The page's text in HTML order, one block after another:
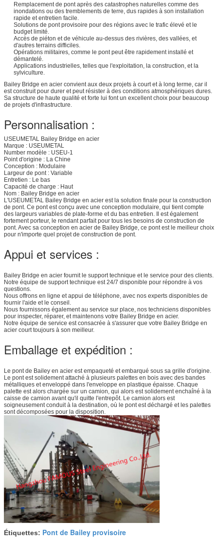
Remplacement de pont après des catastrophes naturelles comme des
inondations ou des tremblements de terre, dus rapides à son installation
rapide et entretien facile.
Solutions de pont provisoire pour des régions avec le trafic élevé et le
budget limité.
Accès de piéton et de véhicule au-dessus des rivières, des vallées, et
d'autres terrains difficiles.
Opérations militaires, comme le pont peut être rapidement installé et
démantelé.
Applications industrielles, telles que l'exploitation, la construction, et la
sylviculture.
Bailey Bridge en acier convient aux deux projets à court et à long terme, car il
est construit pour durer et peut résister à des conditions atmosphériques dures.
Sa structure de haute qualité et forte lui font un excellent choix pour beaucoup
de projets d'infrastructure.
Personnalisation :
USEUMETAL Bailey Bridge en acier
Marque : USEUMETAL
Number modèle : USEU-1
Point d'origine : La Chine
Conception : Modulaire
Largeur de pont : Variable
Entretien : Le bas
Capacité de charge : Haut
Nom : Bailey Bridge en acier
L'USEUMETAL Bailey Bridge en acier est la solution finale pour la construction
de pont. Ce pont est conçu avec une conception modulaire, qui tient compte
des largeurs variables de plate-forme et du bas entretien. Il est également
fortement porteur, le rendant parfait pour tous les besoins de construction de
pont. Avec sa conception en acier de Bailey Bridge, ce pont est le meilleur choix
pour n'importe quel projet de construction de pont.
Appui et services :
Bailey Bridge en acier fournit le support technique et le service pour des clients.
Notre équipe de support technique est 24/7 disponible pour répondre à vos
questions.
Nous offrons en ligne et appui de téléphone, avec nos experts disponibles de
fournir l'aide et le conseil.
Nous fournissons également au service sur place, nos techniciens disponibles
pour inspecter, réparer, et maintenons votre Bailey Bridge en acier.
Notre équipe de service est consacrée à s'assurer que votre Bailey Bridge en
acier court toujours à son meilleur.
Emballage et expédition :
Le pont de Bailey en acier est empaqueté et embarqué sous sa grille d'origine.
Le pont est solidement attaché à plusieurs palettes en bois avec des bandes
métalliques et enveloppé dans l'enveloppe en plastique épaisse. Chaque
palette est alors chargée sur un camion, qui alors est solidement enchaîné à la
caisse de camion avant qu'il quitte l'entrepôt. Le camion alors est
soigneusement conduit à la destination, où le pont est déchargé et les palettes
sont décomposées pour la disposition.
Étiquettes: Pont de Bailey provisoire